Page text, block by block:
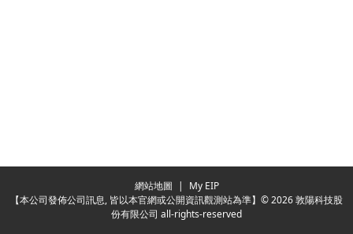
網站地圖 |
My EIP
【本公司發佈公司訊息, 皆以本官網或公開資訊觀測站為準】© 2026 敦陽科技股
份有限公司 all-rights-reserved